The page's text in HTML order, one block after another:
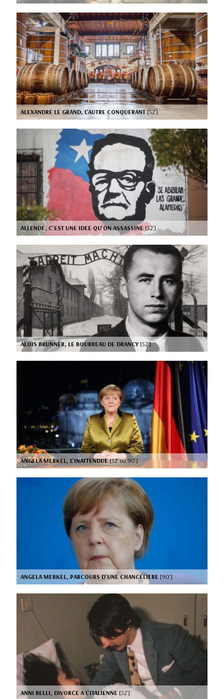
ALEXANDRE LE GRAND, L'AUTRE CONQUERANT[52’]
ALLENDE, C'EST UNE IDEE QU'ON ASSASSINE [52’]
ALOIS BRUNNER, LE BOURREAU DE DRANCY [52’]
ANGELA MERKEL, L'INATTENDUE[52’ ou 90’]
ANGELA MERKEL, PARCOURS D'UNE CHANCELIERE [90’]
ANNI BELLI, DIVORCE A L'ITALIENNE [52’]